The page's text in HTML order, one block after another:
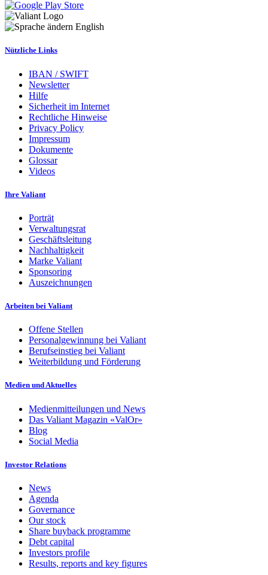
English
Nützliche Links
IBAN / SWIFT
Newsletter
Hilfe
Sicherheit im Internet
Rechtliche Hinweise
Privacy Policy
Impressum
Dokumente
Glossar
Videos
Ihre Valiant
Porträt
Verwaltungsrat
Geschäftsleitung
Nachhaltigkeit
Marke Valiant
Sponsoring
Auszeichnungen
Arbeiten bei Valiant
Offene Stellen
Personalgewinnung bei Valiant
Berufseinstieg bei Valiant
Weiterbildung und Förderung
Medien und Aktuelles
Medienmitteilungen und News
Das Valiant Magazin «ValOr»
Blog
Social Media
Investor Relations
News
Agenda
Governance
Our stock
Share buyback programme
Debt capital
Investors profile
Results, reports and key figures